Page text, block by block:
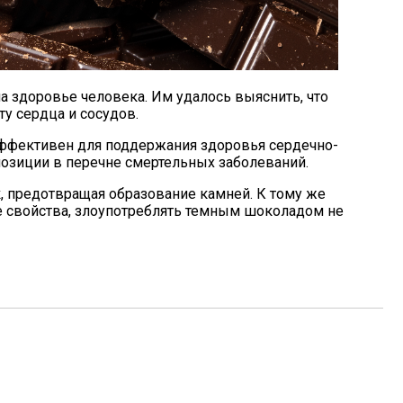
Мозга
здоровье человека. Им удалось выяснить, что
сердца и сосудов.
для поддержания здоровья сердечно-
в перечне смертельных заболеваний.
предотвращая образование камней. К тому же
злоупотреблять темным шоколадом не